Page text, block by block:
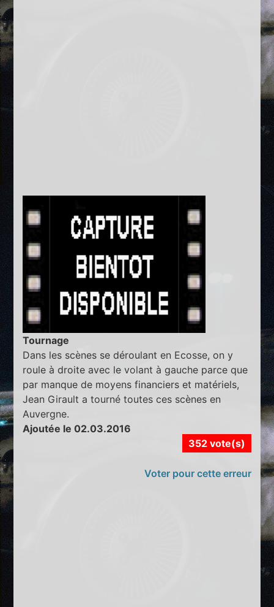
Tournage
Dans les scènes se déroulant en Ecosse, on y
roule à droite avec le volant à gauche parce que
par manque de moyens financiers et matériels,
Jean Girault a tourné toutes ces scènes en
Auvergne.
Ajoutée le 02.03.2016
352 vote(s)
Voter pour cette erreur